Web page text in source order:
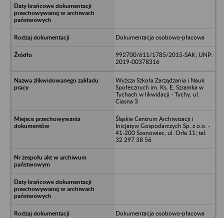
Dokumentacja osobowo-płacowa
992700/611/1785/2015-SAK; UNP:
2019-00378316
Wyższa Szkoła Zarządzania i Nauk
Społecznych im. Ks. E. Szramka w
Tychach w likwidacji - Tychy, ul.
Ciasna 3
Śląskie Centrum Archiwizacji i
Inicjatyw Gospodarczych Sp. z o.o. -
41-200 Sosnowiec, ul. Orla 11; tel.
32 297 38 56
Dokumentacja osobowo-płacowa